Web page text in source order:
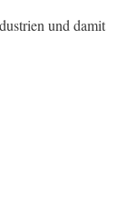
und damit